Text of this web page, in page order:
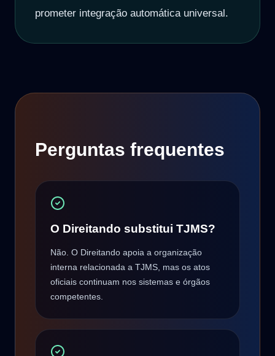
prometer integração automática universal.
Perguntas frequentes
O Direitando substitui TJMS?
Não. O Direitando apoia a organização
interna relacionada a TJMS, mas os atos
oficiais continuam nos sistemas e órgãos
competentes.